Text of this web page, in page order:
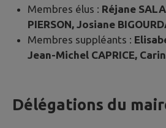
Membres élus : Réjane
PIERSON, Josiane
Membres suppléants :
Jean-Michel CAPRICE,
Délégations du